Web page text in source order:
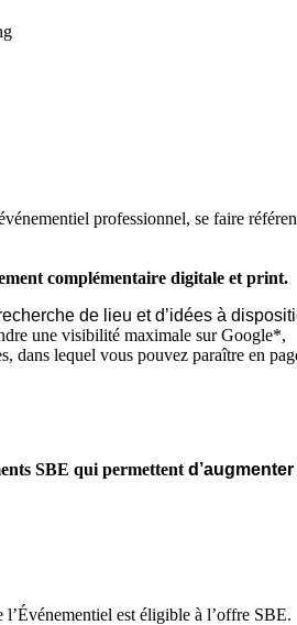
professionnel, se faire
complémentaire digitale et print.
de lieu et d’idées à
une visibilité maximale sur Google*,
lequel vous pouvez paraître en
SBE qui permettent d’a
est éligible à l’offre SBE.